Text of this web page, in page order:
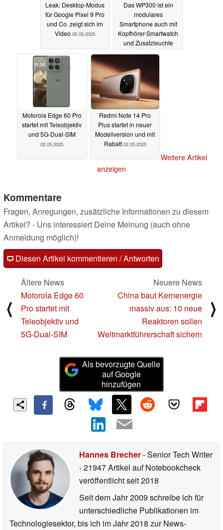
Leak: Desktop-Modus
für Google Pixel 9 Pro
und Co. zeigt sich im
Video 05.05.2025
Das WP300 ist ein
modulares
Smartphone auch mit
Kopfhörer-Smartwatch
und Zusatzleuchte
03.05.2025
Motorola Edge 60 Pro
startet mit Teleobjektiv
und 5G-Dual-SIM
02.05.2025
Redmi Note 14 Pro
Plus startet in neuer
Modellversion und mit
Rabatt 02.05.2025
Weitere Artikel
anzeigen
Kommentare
Fragen, Anregungen, zusätzliche Informationen zu diesem
Artikel? - Uns interessiert Deine Meinung (auch ohne
Anmeldung möglich)!
Diesen Artikel kommentieren / Antworten
⟨
Ältere News
Motorola Edge 60
Pro startet mit
Teleobjektiv und
5G-Dual-SIM
Neuere News
China baut Kernenergie
massiv aus: 10 neue
Reaktoren sollen
Weltmarktführerschaft sichern
⟩
Als bevorzugte Quelle
auf Google
hinzufügen
Hannes Brecher- Senior Tech Writer
- 21947 Artikel auf Notebookcheck
veröffentlichtseit 2018
Seit dem Jahr 2009 schreibe ich für
unterschiedliche Publikationen im
Technologiesektor, bis ich im Jahr 2018 zur News-